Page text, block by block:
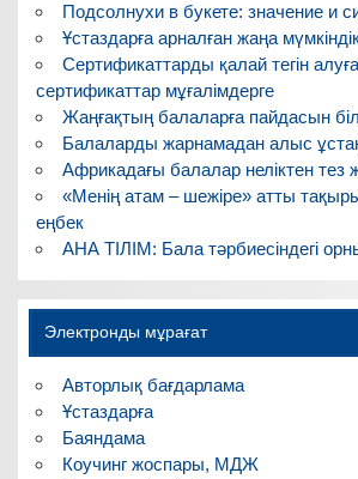
Подсолнухи в букете: значение и
Ұстаздарға арналған жаңа
Сертификаттарды қалай тегін
сертификаттар мұғалімдерге
Жаңғақтың балаларға пайдасын
Балаларды жарнамадан алыс
Африкадағы балалар неліктен тез
«Менің атам – шежіре» атты
еңбек
АНА ТІЛІМ: Бала тәрбиесіндегі
Электронды мұрағат
Авторлық бағдарлама
Ұстаздарға
Баяндама
Коучинг жоспары, МДЖ